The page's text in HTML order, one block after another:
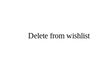
Delete from wishlist